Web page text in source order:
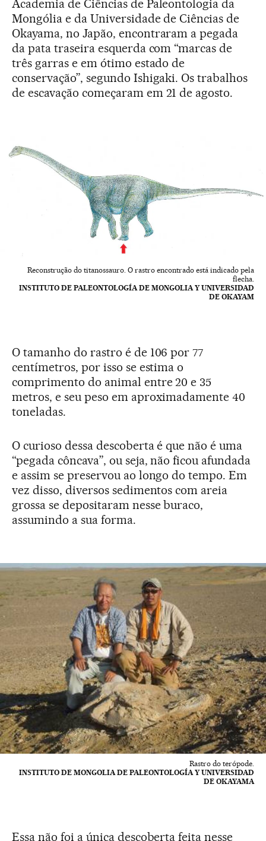
Academia de Ciências de Paleontologia da
Mongólia e da Universidade de Ciências de
Okayama, no Japão, encontraram a pegada
da pata traseira esquerda com “marcas de
três garras e em ótimo estado de
conservação”, segundo Ishigaki. Os trabalhos
de escavação começaram em 21 de agosto.
Reconstrução do titanossauro. O rastro encontrado está indicado pela
flecha.
INSTITUTO DE PALEONTOLOGÍA DE MONGOLIA Y UNIVERSIDAD
DE OKAYAM
O tamanho do rastro é de 106 por 77
centímetros, por isso se estima o
comprimento do animal entre 20 e 35
metros, e seu peso em aproximadamente 40
toneladas.
O curioso dessa descoberta é que não é uma
“pegada côncava”, ou seja, não ficou afundada
e assim se preservou ao longo do tempo. Em
vez disso, diversos sedimentos com areia
grossa se depositaram nesse buraco,
assumindo a sua forma.
Rastro do terópode.
INSTITUTO DE MONGOLIA DE PALEONTOLOGÍA Y UNIVERSIDAD
DE OKAYAMA
Essa não foi a única descoberta feita nesse